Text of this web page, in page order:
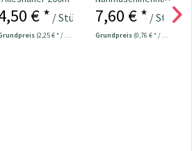
Fb. 702 - dkl. grau
€ * / Stück
(2,25 € * / 100 Meter)
130/705
Universal...
7,60 € * / Stück
Grundpreis (0,76 € * / 1 Stück)